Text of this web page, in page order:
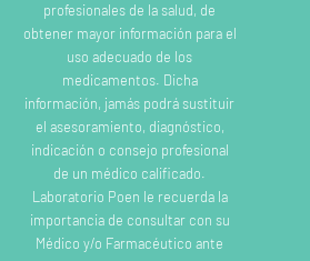
profesionales de la salud, de
obtener mayor información para el
uso adecuado de los
medicamentos. Dicha
información, jamás podrá sustituir
el asesoramiento, diagnóstico,
indicación o consejo profesional
de un médico calificado.
Laboratorio Poen le recuerda la
importancia de consultar con su
Médico y/o Farmacéutico ante